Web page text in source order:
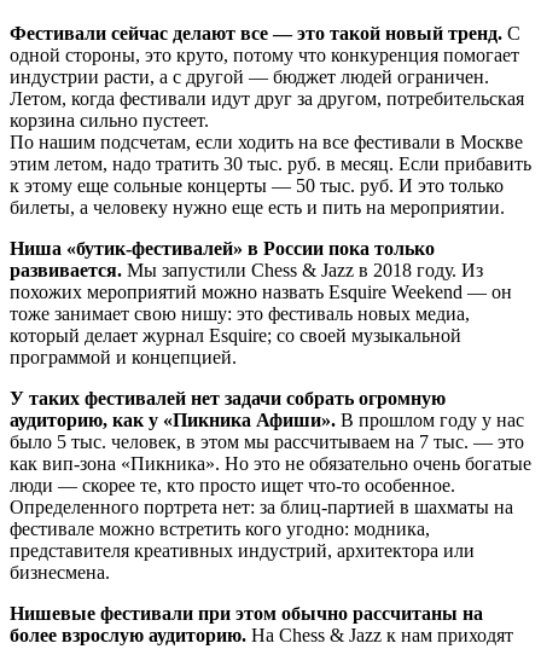
Фестивали сейчас делают все — это такой новый тренд. С
одной стороны, это круто, потому что конкуренция помогает
индустрии расти, а с другой — бюджет людей ограничен.
Летом, когда фестивали идут друг за другом, потребительская
корзина сильно пустеет.
По нашим подсчетам, если ходить на все фестивали в Москве
этим летом, надо тратить 30 тыс. руб. в месяц. Если прибавить
к этому еще сольные концерты — 50 тыс. руб. И это только
билеты, а человеку нужно еще есть и пить на мероприятии.
Ниша «бутик-фестивалей» в России пока только
развивается. Мы запустили Chess & Jazz в 2018 году. Из
похожих мероприятий можно назвать Esquire Weekend — он
тоже занимает свою нишу: это фестиваль новых медиа,
который делает журнал Esquire; со своей музыкальной
программой и концепцией.
У таких фестивалей нет задачи собрать огромную
аудиторию, как у «Пикника Афиши». В прошлом году у нас
было 5 тыс. человек, в этом мы рассчитываем на 7 тыс. — это
как вип-зона «Пикника». Но это не обязательно очень богатые
люди — скорее те, кто просто ищет что-то особенное.
Определенного портрета нет: за блиц-партией в шахматы на
фестивале можно встретить кого угодно: модника,
представителя креативных индустрий, архитектора или
бизнесмена.
Нишевые фестивали при этом обычно рассчитаны на
более взрослую аудиторию. На Chess & Jazz к нам приходят